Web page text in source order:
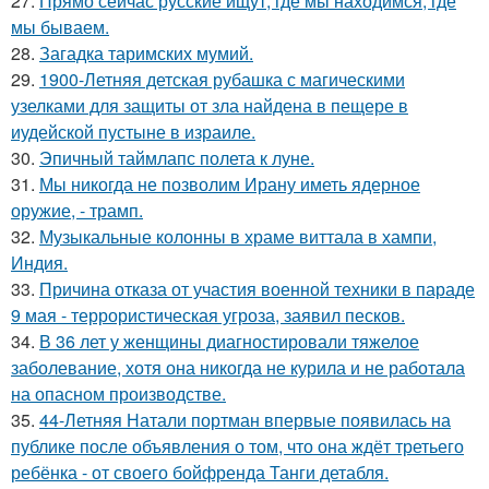
мы бываем.
28. Загадка таримских мумий.
29. 1900-Летняя детская рубашка с магическими
узелками для защиты от зла найдена в пещере в
иудейской пустыне в израиле.
30. Эпичный таймлапс полета к луне.
31. Мы никогда не позволим Ирану иметь ядерное
оружие, - трамп.
32. Музыкальные колонны в храме виттала в хампи,
Индия.
33. Причина отказа от участия военной техники в параде
9 мая - террористическая угроза, заявил песков.
34. В 36 лет у женщины диагностировали тяжелое
заболевание, хотя она никогда не курила и не работала
на опасном производстве.
35. 44-Летняя Натали портман впервые появилась на
публике после объявления о том, что она ждёт третьего
ребёнка - от своего бойфренда Танги детабля.